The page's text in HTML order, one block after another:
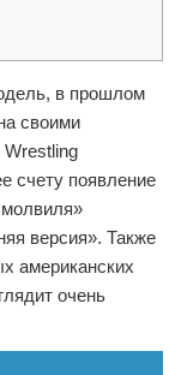
в прошлом
своими
счету появление
версия». Также
американских
очень